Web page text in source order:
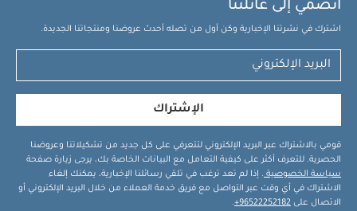
انضمي إلى عائلتنا
اشترك في نشرتنا الإخبارية وكن أول من تصله أحدث عروضنا ومنتجاتنا الجديدة.
الإشتراك
قومي بالاشتراك عبر البريد الإلكتروني لتتعرفي على كل جديد من تشكيلاتنا وعروضنا
الحصرية. للتعرف أكثر على كيفية التعامل مع البيانات الخاصة بك، يرجى زيارة صفحة
سياسة الخصوصية . إذا لم تعد ترغب في تلقي رسائلنا الإخبارية، يمكنك إلغاء
الاشتراك في أي وقت عبر التواصل مع فريق خدمة العملاء من خلال البريد الإلكتروني أو
الاتصال على 96522252182+
.